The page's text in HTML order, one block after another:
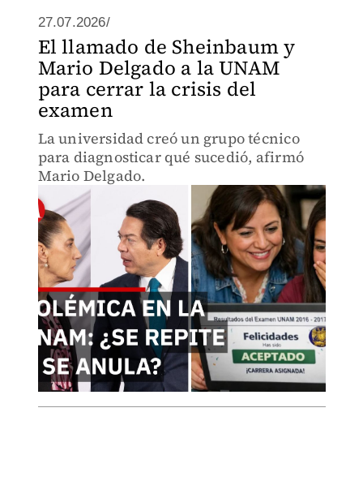
27.07.2026/
El llamado de Sheinbaum y
Mario Delgado a la UNAM
para cerrar la crisis del
examen
La universidad creó un grupo técnico
para diagnosticar qué sucedió, afirmó
Mario Delgado.